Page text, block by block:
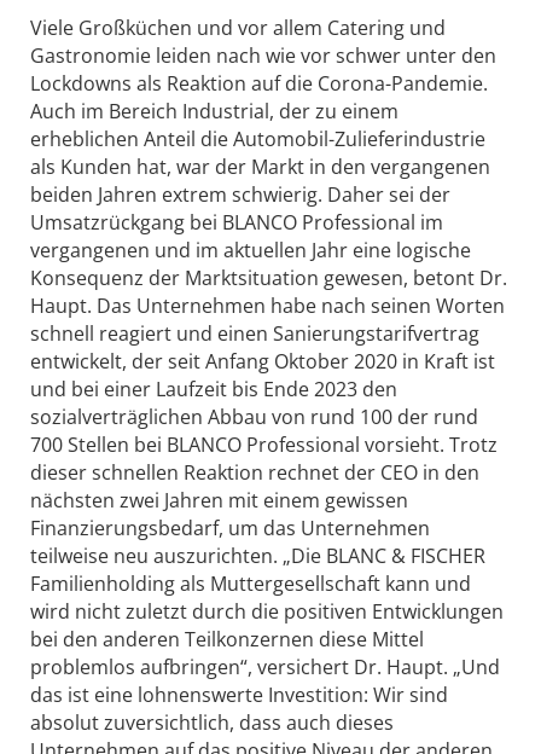
Viele Großküchen und vor allem Catering und
Gastronomie leiden nach wie vor schwer unter den
Lockdowns als Reaktion auf die Corona-Pandemie.
Auch im Bereich Industrial, der zu einem
erheblichen Anteil die Automobil-Zulieferindustrie
als Kunden hat, war der Markt in den vergangenen
beiden Jahren extrem schwierig. Daher sei der
Umsatzrückgang bei BLANCO Professional im
vergangenen und im aktuellen Jahr eine logische
Konsequenz der Marktsituation gewesen, betont Dr.
Haupt. Das Unternehmen habe nach seinen Worten
schnell reagiert und einen Sanierungstarifvertrag
entwickelt, der seit Anfang Oktober 2020 in Kraft ist
und bei einer Laufzeit bis Ende 2023 den
sozialverträglichen Abbau von rund 100 der rund
700 Stellen bei BLANCO Professional vorsieht. Trotz
dieser schnellen Reaktion rechnet der CEO in den
nächsten zwei Jahren mit einem gewissen
Finanzierungsbedarf, um das Unternehmen
teilweise neu auszurichten. „Die BLANC & FISCHER
Familienholding als Muttergesellschaft kann und
wird nicht zuletzt durch die positiven Entwicklungen
bei den anderen Teilkonzernen diese Mittel
problemlos aufbringen“, versichert Dr. Haupt. „Und
das ist eine lohnenswerte Investition: Wir sind
absolut zuversichtlich, dass auch dieses